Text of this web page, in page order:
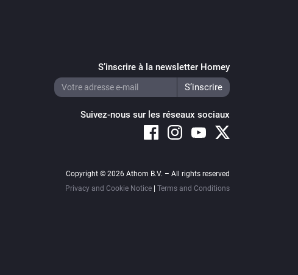
S’inscrire à la newsletter Homey
Suivez-nous sur les réseaux sociaux
Copyright © 2026 Athom B.V. – All rights reserved
Privacy and Cookie Notice
Terms and Conditions